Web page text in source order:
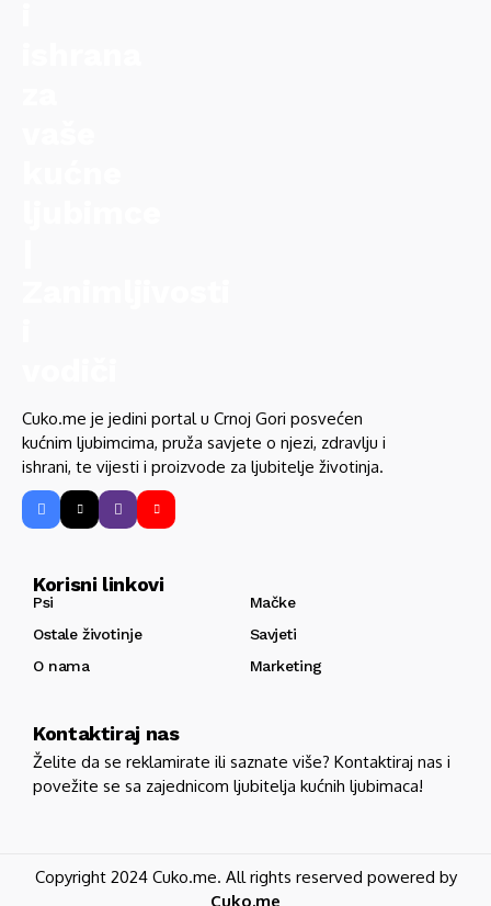
Cuko.me je jedini portal u Crnoj Gori posvećen
kućnim ljubimcima, pruža savjete o njezi, zdravlju i
ishrani, te vijesti i proizvode za ljubitelje životinja.
Korisni linkovi
Psi
Mačke
Ostale životinje
Savjeti
O nama
Marketing
Kontaktiraj nas
Želite da se reklamirate ili saznate više? Kontaktiraj nas i
povežite se sa zajednicom ljubitelja kućnih ljubimaca!
Copyright 2024 Cuko.me. All rights reserved powered by
Cuko.me